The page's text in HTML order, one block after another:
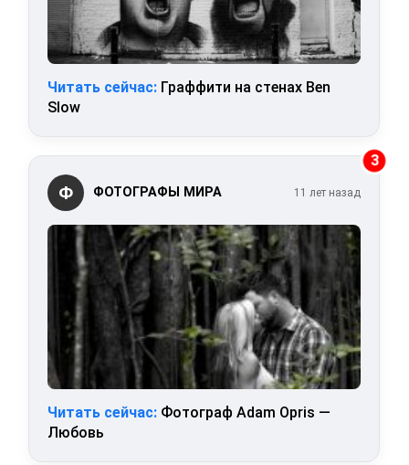
Читать сейчас: Граффити на стенах Ben
Slow
3
Ф ФОТОГРАФЫ МИРА 11 лет назад
Читать сейчас: Фотограф Adam Opris —
Любовь